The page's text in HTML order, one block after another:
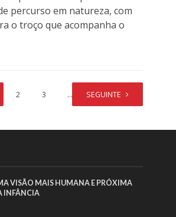
percurso em natureza, com
o troço que acompanha o
2 3 … 11
SEGUINTE
VISÃO MAIS HUMANA E PRÓXIMA
INFÂNCIA